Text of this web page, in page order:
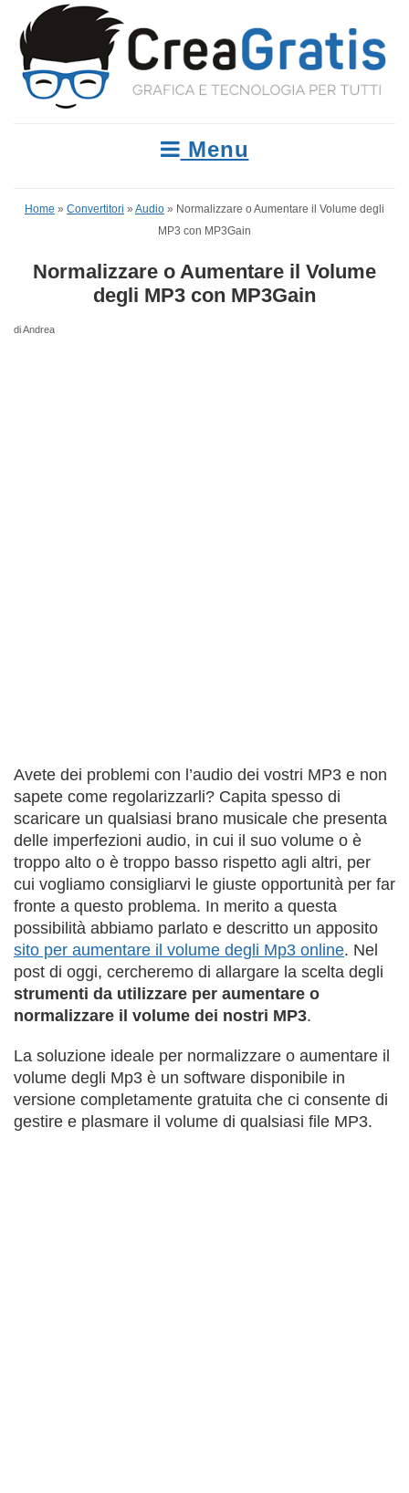
Menu
Home » Convertitori » Audio » Normalizzare o Aumentare il Volume degli
MP3 con MP3Gain
Normalizzare o Aumentare il Volume
degli MP3 con MP3Gain
di Andrea
Avete dei problemi con l’audio dei vostri MP3 e non
sapete come regolarizzarli? Capita spesso di
scaricare un qualsiasi brano musicale che presenta
delle imperfezioni audio, in cui il suo volume o è
troppo alto o è troppo basso rispetto agli altri, per
cui vogliamo consigliarvi le giuste opportunità per far
fronte a questo problema. In merito a questa
possibilità abbiamo parlato e descritto un apposito
sito per aumentare il volume degli Mp3 online. Nel
post di oggi, cercheremo di allargare la scelta degli
strumenti da utilizzare per aumentare o
normalizzare il volume dei nostri MP3.
La soluzione ideale per normalizzare o aumentare il
volume degli Mp3 è un software disponibile in
versione completamente gratuita che ci consente di
gestire e plasmare il volume di qualsiasi file MP3.